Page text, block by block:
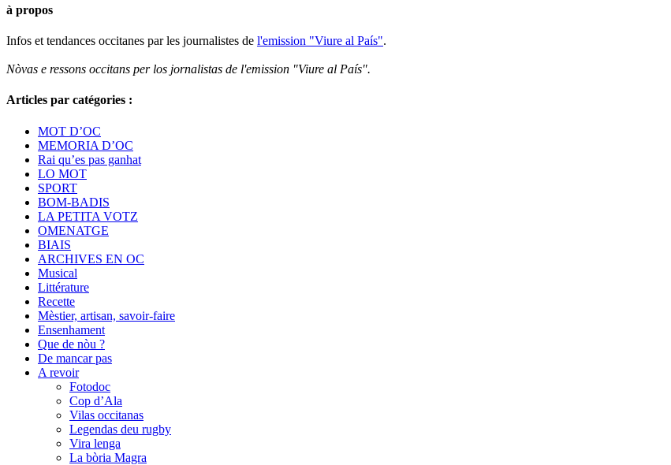
à propos
Infos et tendances occitanes par les journalistes de l'emission "Viure al País".
Nòvas e ressons occitans per los jornalistas de l'emission "Viure al País".
Articles par catégories :
MOT D’OC
MEMORIA D’OC
Rai qu’es pas ganhat
LO MOT
SPORT
BOM-BADIS
LA PETITA VOTZ
OMENATGE
BIAIS
ARCHIVES EN OC
Musical
Littérature
Recette
Mèstier, artisan, savoir-faire
Ensenhament
Que de nòu ?
De mancar pas
A revoir
Fotodoc
Cop d’Ala
Vilas occitanas
Legendas deu rugby
Vira lenga
La bòria Magra